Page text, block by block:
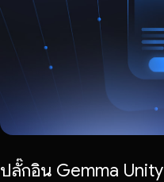
ปลั๊กอิน Gemma Unity